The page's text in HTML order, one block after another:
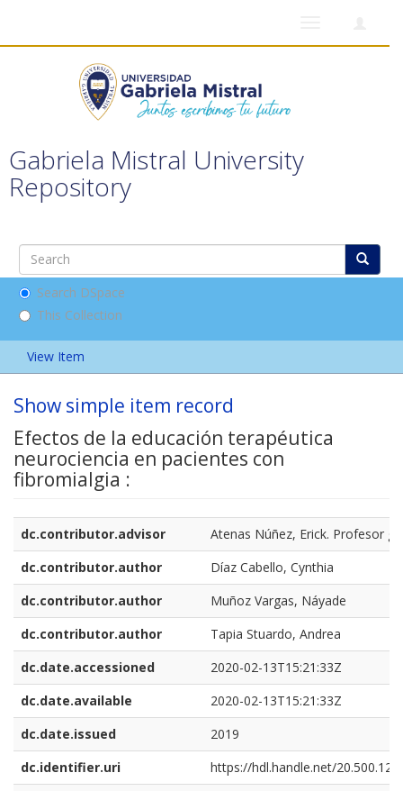
Gabriela Mistral University
Repository
Search DSpace
This Collection
View Item
Show simple item record
Efectos de la educación terapéutica
neurociencia en pacientes con
fibromialgia :
dc.contributor.advisor
Atenas Núñez, Erick. Profesor
dc.contributor.author
Díaz Cabello, Cynthia
dc.contributor.author
Muñoz Vargas, Náyade
dc.contributor.author
Tapia Stuardo, Andrea
dc.date.accessioned
2020-02-13T15:21:33Z
dc.date.available
2020-02-13T15:21:33Z
dc.date.issued
2019
dc.identifier.uri
https://hdl.handle.net/